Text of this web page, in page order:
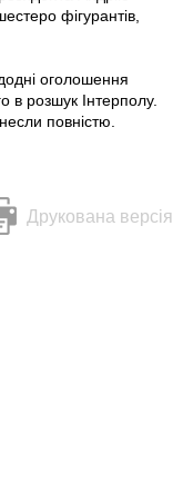
фігурантів,
оголошення
в розшук Інтерполу.
повністю.
Друкована версія